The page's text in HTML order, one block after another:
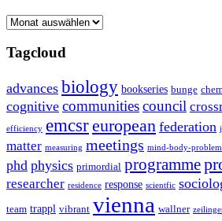
Archive
Tagcloud
advances biology bookseries bunge
cognitive communitiescouncil
efficiency emcsreuropean federation
matter measuring meetings mind-body-problem
phd physics primordial programme
researcher residence response scientfic
team trappl vibrant vienna wallner